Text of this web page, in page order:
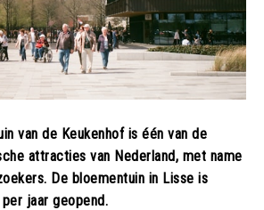
van de Keukenhof is één van de
attracties van Nederland, met name
De bloementuin in Lisse is
jaar geopend.